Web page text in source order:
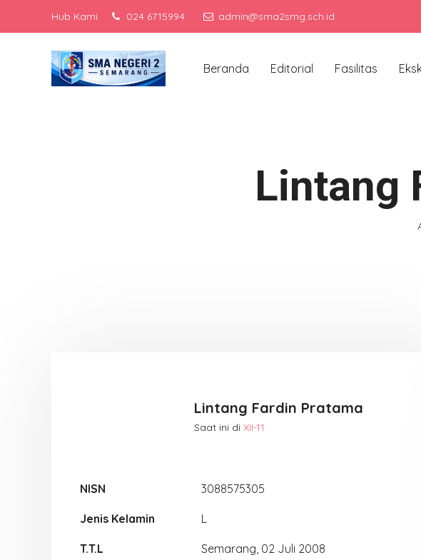
Hub Kami 024 6715994 admin@sma2smg.sch.idMenjadi sekolah
Beranda Editorial Fasilitas
Lintang
Lintang Fardin Pratama
Saat ini di XII-11
NISN 3088575305
Jenis Kelamin L
T.T.L Semarang, 02 Juli 2008